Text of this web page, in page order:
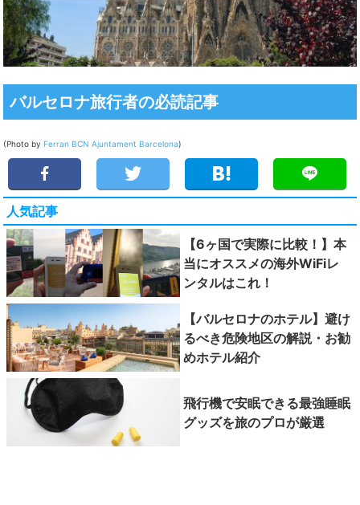
バルセロナ旅行者の必読記事
(Photo by Ferran BCN Ajuntament Barcelona)
人気記事
【6ヶ国で実際に比較！】本
当にオススメの海外WiFiレ
ンタルはこれ！
【バルセロナのホテル】避け
るべき危険地区の解説・お勧
めホテル紹介
飛行機で安眠できる最強睡眠
グッズを旅のプロが厳選